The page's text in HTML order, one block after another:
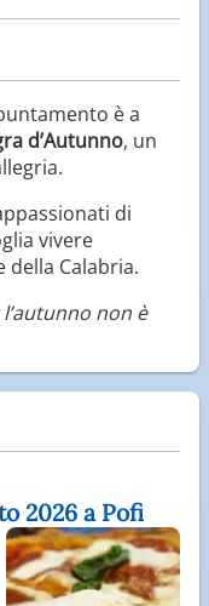
è a
d’Autunno, un
di
vivere
della Calabria.
non è
2026 a Pofi